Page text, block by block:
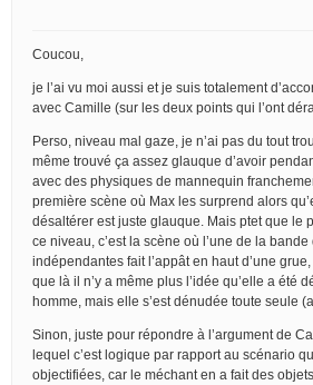
Coucou,
je l’ai vu moi aussi et je suis totalement
avec Camille (sur les deux points qui l’ont
Perso, niveau mal gaze, je n’ai pas du tout
même trouvé ça assez glauque d’avoir
avec des physiques de mannequin
première scène où Max les surprend alors
désaltérer est juste glauque. Mais ptet que le
ce niveau, c’est la scène où l’une de la
indépendantes fait l’appât en haut d’une
que là il n’y a même plus l’idée qu’elle a été
homme, mais elle s’est dénudée toute seule
Sinon, juste pour répondre à l’argument de
lequel c’est logique par rapport au scénario
objectifiées, car le méchant en a fait des